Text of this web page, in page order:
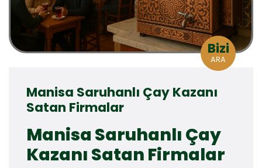
Bizi
ARA
Manisa Saruhanlı Çay Kazanı
Satan Firmalar
Manisa Saruhanlı Çay
Kazanı Satan Firmalar